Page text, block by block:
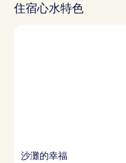
住宿心水特色
沙灘的幸福